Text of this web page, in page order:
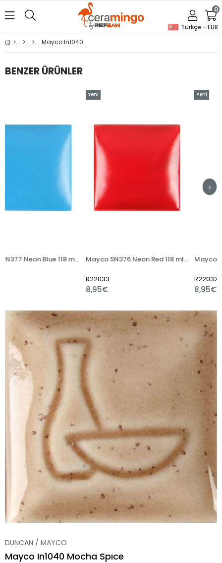
Türkçe - EUR
0
Mayco In1040 Mocha Spıce
BENZER ÜRÜNLER
Mayco SN377 Neon Blue 118 ml (Yarı Mat) Mayco SN376 Neon Red 118 ml (Yarı Mat)
DUNCAN / MAYCO
Mayco In1040 Mocha Spıce